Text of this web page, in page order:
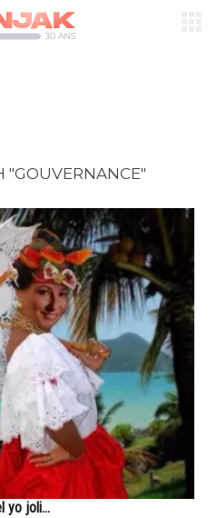
"GOUVERNANCE"
yo joli...